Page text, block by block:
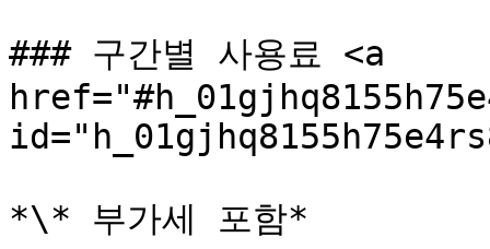
### 구간별 사용료 <a
*\* 부가세 포함*